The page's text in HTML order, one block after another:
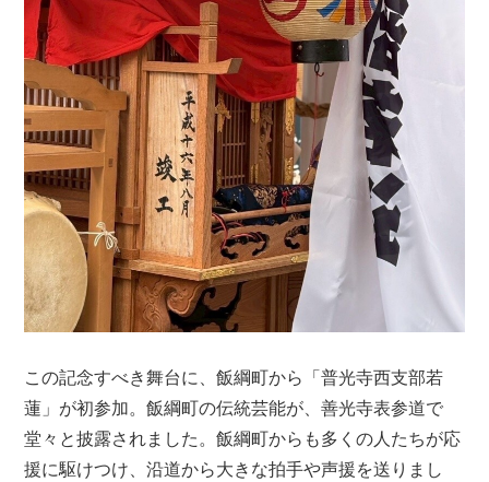
この記念すべき舞台に、飯綱町から「普光寺西支部若
蓮」が初参加。飯綱町の伝統芸能が、善光寺表参道で
堂々と披露されました。飯綱町からも多くの人たちが応
援に駆けつけ、沿道から大きな拍手や声援を送りまし